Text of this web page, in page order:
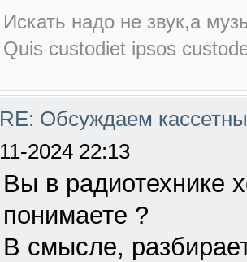
Искать надо не звук,а
Quis custodiet ipsos
RE: Обсуждаем
11-2024 22:13
Вы в радиотехнике
понимаете ?
В смысле,